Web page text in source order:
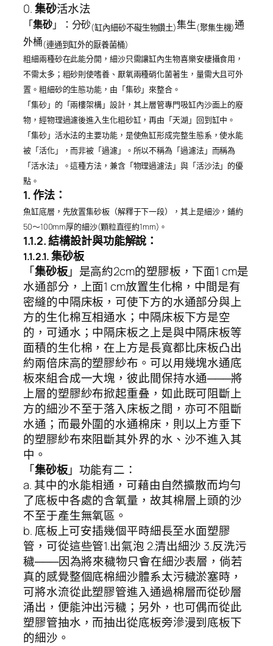
0. 集砂活水法
「集砂」：分砂(缸內細砂不礙生物鑽土)集生(聚集生機)通
外桶(連通到缸外的厭養菌桶)
粗細兩種砂在此能分開，細沙只需讓缸內生物喜樂安棲攝食用，
不需太多；粗砂則使嗜養、厭氧兩種硝化菌著生，量需大且可外
置。粗細砂的生態功能，由「集砂」來整合。
「集砂」的「兩樓架構」設計，其上層管專門吸缸內沙面上的廢
物，經物理過濾後進入生化粗砂缸，再由「天湖」回到缸中。
「集砂」活水法的主要功能，是使魚缸形成完整生態系，使水能
被「活化」，而非被「過濾」。所以不稱為「過濾法」而稱為
「活水法」。這種方法，兼含「物理過濾法」與「活沙法」的優
點。
1. 作法：
魚缸底層，先放置集砂板（解釋于下一段），其上是細沙，鋪約
50～100mm厚的細沙(顆粒直徑約1mm)。
1.1.2. 結構設計與功能解說：
1.1.2.1.集砂板
「集砂板」是高約2cm的塑膠板，下面1 cm是
水通部分，上面1 cm放置生化棉，中間是有
密縫的中隔床板，可使下方的水通部分與上
方的生化棉互相通水；中隔床板下方是空
的，可通水；中隔床板之上是與中隔床板等
面積的生化棉，在上方是長寬都比床板凸出
約兩倍床高的塑膠紗布。可以用幾塊水通底
板來組合成一大塊，彼此間保持水通───將
上層的塑膠紗布掀起重叠，如此既可阻斷上
方的細沙不至于落入床板之間，亦可不阻斷
水通；而最外圍的水通棉床，則以上方垂下
的塑膠紗布來阻斷其外界的水、沙不進入其
中。
「集砂板」功能有二：
a. 其中的水能相通，可藉由自然擴散而均勻
了底板中各處的含氧量，故其棉層上頭的沙
不至于產生無氧區。
b. 底板上可安插幾個平時細長至水面塑膠
管，可從這些管1.出氣泡 2.清出細沙 3.反洗污
穢───因為將來穢物只會在細沙表層，倘若
真的感覺整個底棉細沙體系太污穢淤塞時，
可將水流從此塑膠管進入通過棉層而從砂層
涌出，便能沖出污穢；另外，也可偶而從此
塑膠管抽水，而抽出從底板旁滲漫到底板下
的細沙。